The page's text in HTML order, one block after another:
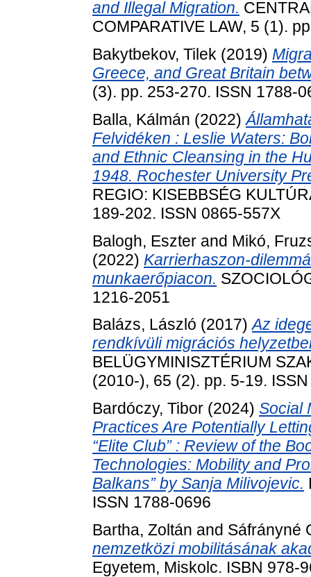
and Illegal Migration.
COMPARATIVE LAW, 5 (1).
Bakytbekov, Tilek (2019)
Greece, and Great Britain
(3). pp. 253-270. ISSN 1788-
Balla, Kálmán (2022)
Felvidéken : Leslie Waters:
and Ethnic Cleansing in the
1948. Rochester University
REGIO: KISEBBSÉG
189-202. ISSN 0865-557X
Balogh, Eszter and Mikó,
(2022) Karrierhaszon-
munkaerőpiacon.
1216-2051
Balázs, László (2017)Az
rendkívüli migrációs
BELÜGYMINISZTÉRIUM
(2010-), 65 (2). pp. 5-19.
Bardóczy, Tibor (2024) Social
Practices Are Potentially
“Elite Club” : Review of the
Technologies: Mobility and
Balkans” by Sanja Milivojevic.
ISSN 1788-0696
Bartha, Zoltán and Sáfrányné
nemzetközi mobilitásának
Egyetem, Miskolc. ISBN 978-